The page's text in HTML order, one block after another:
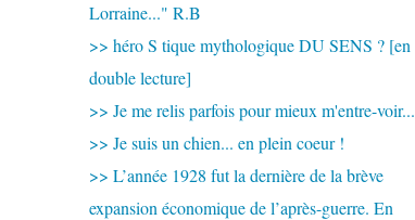
Lorraine..." R.B
>> héro S tique mythologique DU SENS ? [en
double lecture]
>> Je me relis parfois pour mieux m'entre-voir...
>> Je suis un chien... en plein coeur !
>> L’année 1928 fut la dernière de la brève
expansion économique de l’après-guerre. En